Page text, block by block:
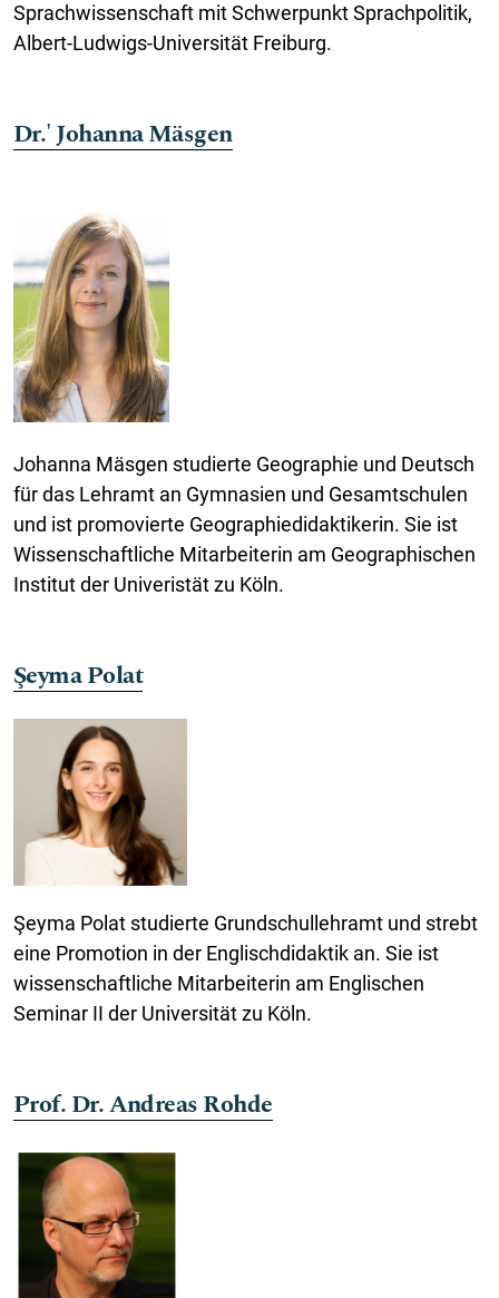
Sprachwissenschaft mit Schwerpunkt Sprachpolitik,
Albert-​Ludwigs-Universität Freiburg.
Dr.' Johanna Mäsgen
Johanna Mäsgen studierte Geographie und Deutsch
für das Lehramt an Gymnasien und Gesamtschulen
und ist promovierte Geographiedidaktikerin. Sie ist
Wissenschaftliche Mitarbeiterin am Geographischen
Institut der Univeristät zu Köln.
Şeyma Polat
Şeyma Polat studierte Grundschullehramt und strebt
eine Promotion in der Englischdidaktik an. Sie ist
wissenschaftliche Mitarbeiterin am Englischen
Seminar II der Universität zu Köln.
Prof. Dr. Andreas Rohde